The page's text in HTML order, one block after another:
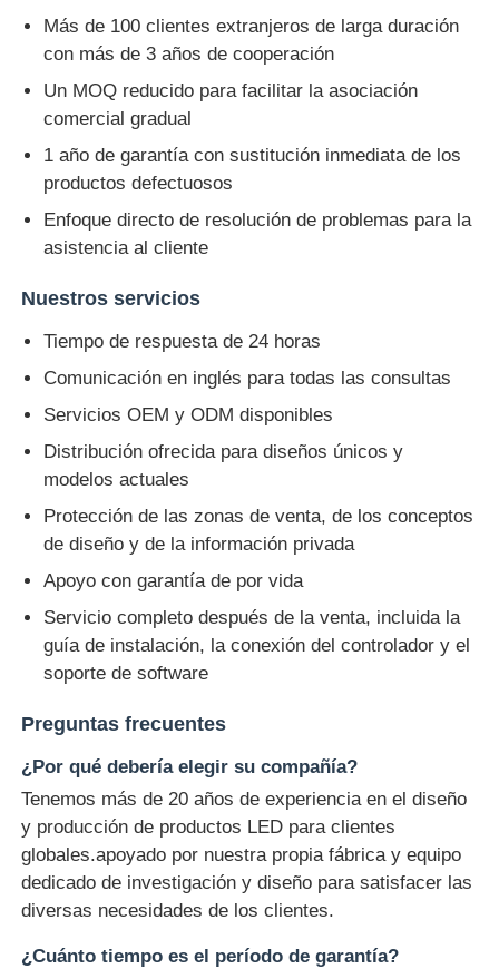
Más de 100 clientes extranjeros de larga duración
con más de 3 años de cooperación
Un MOQ reducido para facilitar la asociación
comercial gradual
1 año de garantía con sustitución inmediata de los
productos defectuosos
Enfoque directo de resolución de problemas para la
asistencia al cliente
Nuestros servicios
Tiempo de respuesta de 24 horas
Comunicación en inglés para todas las consultas
Servicios OEM y ODM disponibles
Distribución ofrecida para diseños únicos y
modelos actuales
Protección de las zonas de venta, de los conceptos
de diseño y de la información privada
Apoyo con garantía de por vida
Servicio completo después de la venta, incluida la
guía de instalación, la conexión del controlador y el
soporte de software
Preguntas frecuentes
¿Por qué debería elegir su compañía?
Tenemos más de 20 años de experiencia en el diseño
y producción de productos LED para clientes
globales.apoyado por nuestra propia fábrica y equipo
dedicado de investigación y diseño para satisfacer las
diversas necesidades de los clientes.
¿Cuánto tiempo es el período de garantía?